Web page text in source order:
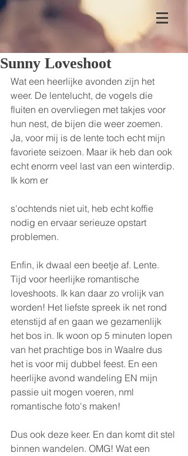
Sunny Loveshoot
Wat een heerlijke avonden zijn het
weer. De lentelucht, de vogels die
fluiten en overvliegen met takjes voor
hun nest, de bijen die weer zoemen.
Ja, voor mij is de lente toch echt mijn
favoriete seizoen. Maar ik heb dan ook
echt enorm veel last van een winterdip.
Ik kom er
s'ochtends niet uit, heb echt koffie
nodig en ervaar serieuze opstart
problemen.
Enfin, ik dwaal een beetje af. Lente.
Tijd voor heerlijke romantische
loveshoots. Ik kan daar zo vrolijk van
worden! Het liefste spreek ik net rond
etenstijd af en gaan we gezamenlijk
het bos in. Ik woon op 5 minuten lopen
van het prachtige bos in Waalre dus
het is voor mij dubbel feest. En een
heerlijke avond wandeling EN mijn
passie uit mogen voeren, nml
romantische foto's maken!
Dus ook deze keer. En dan komt dit stel
binnen wandelen. OMG! Wat een